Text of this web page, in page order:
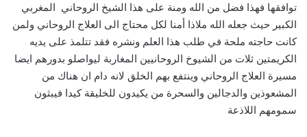
توافقها فهذا فضل من الله ومنة على هذا الشيخ الروحاني المغربي
الكبير حيث جعله الله ملاذا أمنا لكل محتاج الى العلاج الروحاني ولمن
كانت حاجته ملحة في طلب هذا العلم ونشره فقد تتلمذ على يديه
الكريمتين ثلات من الشيوخ الروحانيين المغاربة ليواصلو بدورهم ايضا
مسيرة العلاج الروحاني وينتفع بهم الخلق لانه دام ان هناك من
المشعوذين والدجالين والسحرة من يكيدون للخليقة كيدا فيبثون
سمومهم اللاذعة